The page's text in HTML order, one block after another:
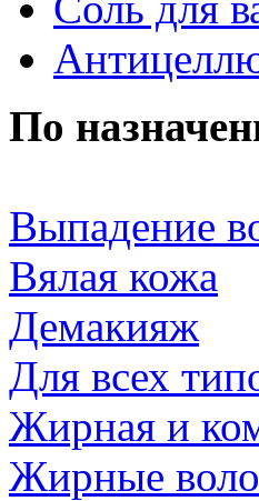
По
Выпадение
Вялая кожа
Демакияж
Для всех
Жирная и
Жирные